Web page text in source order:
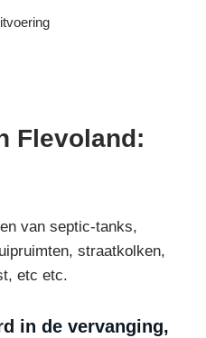
Flevoland:
van septic-tanks,
straatkolken,
etc etc.
in de vervanging,